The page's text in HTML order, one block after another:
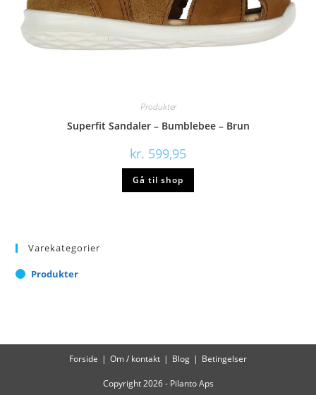
Produkter
Superfit Sandaler – Bumblebee – Brun
kr. 599,95
Gå til shop
Varekategorier
Produkter
Forside Om / kontakt Blog Betingelser
Copyright 2026 - Pilanto Aps